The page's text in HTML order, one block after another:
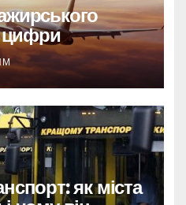
цифри
як міста